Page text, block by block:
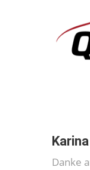
Danke